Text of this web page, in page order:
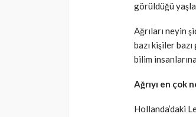
görüldüğü
Ağrıları neyin
bazı kişiler
bilim
Ağrıyı en çok
Hollanda’daki